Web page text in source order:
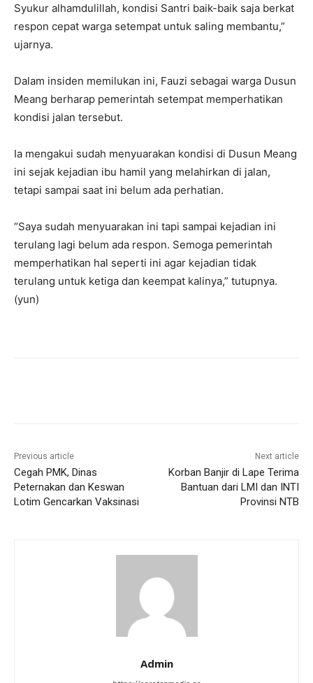
Syukur alhamdulillah, kondisi Santri baik-baik saja berkat
respon cepat warga setempat untuk saling membantu,”
ujarnya.
Dalam insiden memilukan ini, Fauzi sebagai warga Dusun
Meang berharap pemerintah setempat memperhatikan
kondisi jalan tersebut.
Ia mengakui sudah menyuarakan kondisi di Dusun Meang
ini sejak kejadian ibu hamil yang melahirkan di jalan,
tetapi sampai saat ini belum ada perhatian.
“Saya sudah menyuarakan ini tapi sampai kejadian ini
terulang lagi belum ada respon. Semoga pemerintah
memperhatikan hal seperti ini agar kejadian tidak
terulang untuk ketiga dan keempat kalinya,” tutupnya.
(yun)
Previous article
Cegah PMK, Dinas
Peternakan dan Keswan
Lotim Gencarkan Vaksinasi
Next article
Korban Banjir di Lape Terima
Bantuan dari LMI dan INTI
Provinsi NTB
Admin